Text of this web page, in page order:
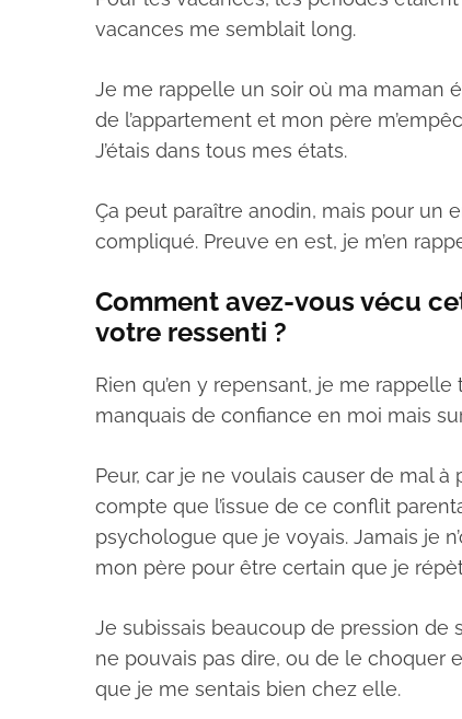
vacances me semblait long.
Je me rappelle un soir où ma maman
de l’appartement et mon père
J’étais dans tous mes états.
Ça peut paraître anodin, mais pour un
compliqué. Preuve en est, je m’en
Comment avez-vous vécu
votre ressenti ?
Rien qu’en y repensant, je me rappelle
manquais de confiance en moi mais
Peur, car je ne voulais causer de mal
compte que l’issue de ce conflit
psychologue que je voyais. Jamais je
mon père pour être certain que je
Je subissais beaucoup de pression de
ne pouvais pas dire, ou de le choquer
que je me sentais bien chez elle.